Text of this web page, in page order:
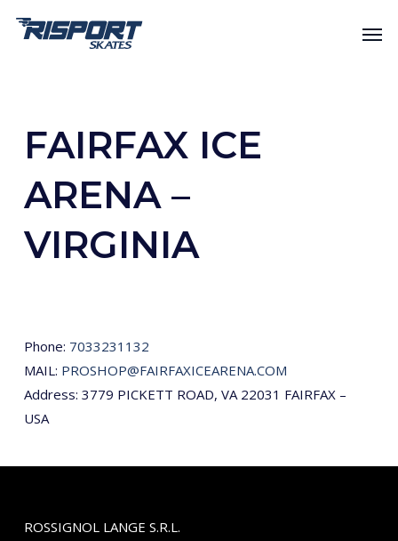
FAIRFAX ICE
ARENA –
VIRGINIA
Phone: 7033231132
MAIL: PROSHOP@FAIRFAXICEARENA.COM
Address: 3779 PICKETT ROAD, VA 22031 FAIRFAX –
USA
ROSSIGNOL LANGE S.R.L.